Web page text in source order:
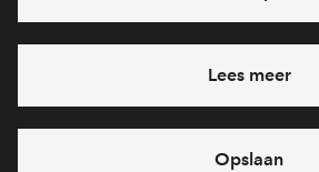
Heb je een vraag en wil je direct
feestdagen)